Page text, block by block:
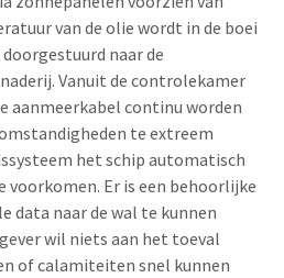
van de olie wordt in de boei
naar de
Vanuit de controlekamer
aanmeerkabel continu worden
te extreem
het schip automatisch
voorkomen. Er is een behoorlijke
data naar de wal te kunnen
wil niets aan het toeval
of calamiteiten snel kunnen